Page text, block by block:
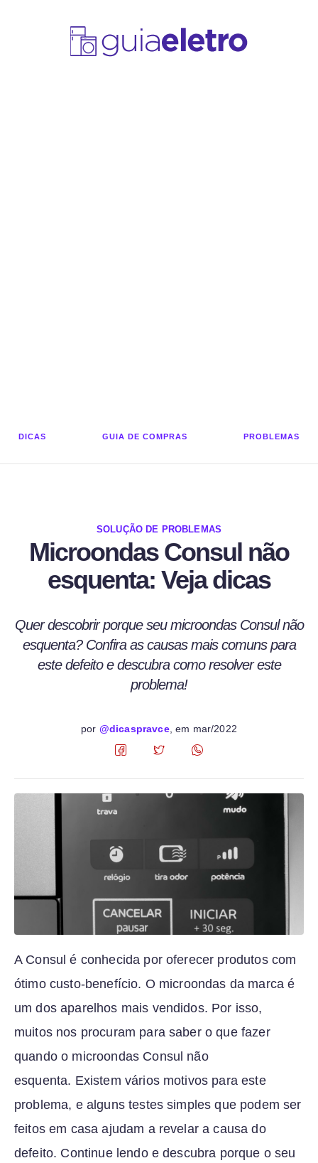
DICAS GUIA DE COMPRAS PROBLEMAS
SOLUÇÃO DE PROBLEMAS
Microondas Consul não
esquenta: Veja dicas
Quer descobrir porque seu microondas Consul não
esquenta? Confira as causas mais comuns para
este defeito e descubra como resolver este
problema!
por @dicaspravce, em mar/2022
A Consul é conhecida por oferecer produtos com
ótimo custo-benefício. O microondas da marca é
um dos aparelhos mais vendidos. Por isso,
muitos nos procuram para saber o que fazer
quando o microondas Consul não
esquenta. Existem vários motivos para este
problema, e alguns testes simples que podem ser
feitos em casa ajudam a revelar a causa do
defeito. Continue lendo e descubra porque o seu